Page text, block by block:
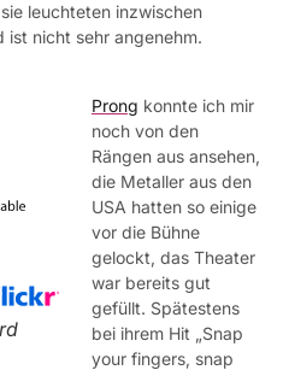
leuchteten inzwischen
ist nicht sehr angenehm.
Prong konnte ich mir
noch von den
Rängen aus ansehen,
die Metaller aus den
USA hatten so einige
vor die Bühne
gelockt, das Theater
war bereits gut
gefüllt. Spätestens
bei ihrem Hit „Snap
your fingers, snap